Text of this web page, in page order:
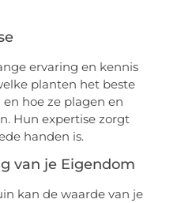
ervaring en kennis
planten het beste
hoe ze plagen en
Hun expertise zorgt
handen is.
van je Eigendom
kan de waarde van je